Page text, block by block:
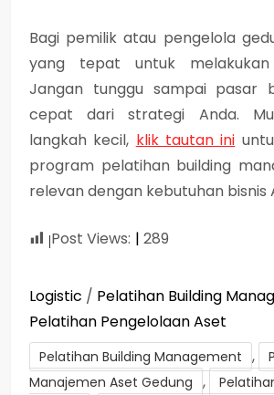
Bagi pemilik atau pengelola
yang tepat untuk melakukan
Jangan tunggu sampai pasar
cepat dari strategi Anda.
langkah kecil, klik tautan ini
program pelatihan building
relevan dengan kebutuhan bisnis
Post Views: 289
Logistic / Pelatihan Building
Pelatihan Pengelolaan Aset
Pelatihan Building Management ,
Manajemen Aset Gedung ,